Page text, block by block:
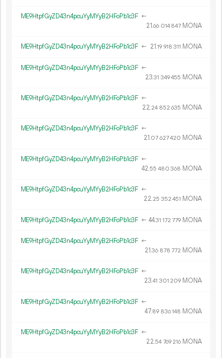
ME9HtpfGyZD43n4pcuYyMYyB2HFoPb1c3F ←
21.66 014 847 MONA
ME9HtpfGyZD43n4pcuYyMYyB2HFoPb1c3F ← 21.19 918 311 MONA
ME9HtpfGyZD43n4pcuYyMYyB2HFoPb1c3F ←
23.31 349455 MONA
ME9HtpfGyZD43n4pcuYyMYyB2HFoPb1c3F ←
22.24 852 635 MONA
ME9HtpfGyZD43n4pcuYyMYyB2HFoPb1c3F ←
21.07 627420 MONA
ME9HtpfGyZD43n4pcuYyMYyB2HFoPb1c3F ←
42.55 480 368 MONA
ME9HtpfGyZD43n4pcuYyMYyB2HFoPb1c3F ←
22.25 352 451 MONA
ME9HtpfGyZD43n4pcuYyMYyB2HFoPb1c3F ← 44.31 172 779 MONA
ME9HtpfGyZD43n4pcuYyMYyB2HFoPb1c3F ←
21.36 878 772 MONA
ME9HtpfGyZD43n4pcuYyMYyB2HFoPb1c3F ←
23.41 301 209 MONA
ME9HtpfGyZD43n4pcuYyMYyB2HFoPb1c3F ←
47.89 836148 MONA
ME9HtpfGyZD43n4pcuYyMYyB2HFoPb1c3F ←
22.54 769 216 MONA